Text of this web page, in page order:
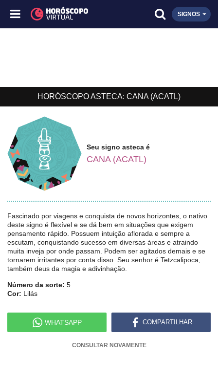
SIGNOS
HORÓSCOPO ASTECA: CANA (ACATL)
Seu signo asteca é
CANA (ACATL)
Fascinado por viagens e conquista de novos horizontes, o nativo
deste signo é flexível e se dá bem em situações que exigem
pensamento rápido. Possuem intuição aflorada e sempre a
escutam, conquistando sucesso em diversas áreas e atraindo
muita inveja por onde passam. Podem ser agitados demais e se
tornarem irritantes por conta disso. Seu senhor é Tetzcalipoca,
também deus da magia e adivinhação.
Número da sorte: 5
Cor: Lilás
WHATSAPP COMPARTILHAR
CONSULTAR NOVAMENTE